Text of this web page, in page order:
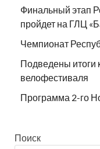
Финальный этап
пройдет на ГЛЦ
Чемпионат
Подведены итоги
велофестиваля
Программа 2-го
Поиск